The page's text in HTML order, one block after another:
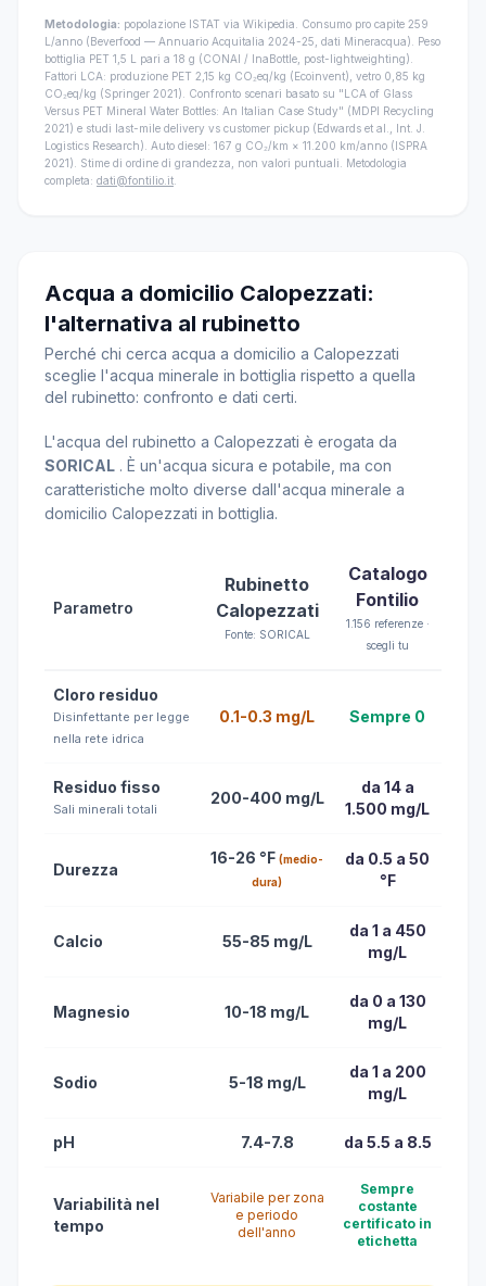
Metodologia: popolazione ISTAT via Wikipedia. Consumo pro capite 259
L/anno (Beverfood — Annuario Acquitalia 2024-25, dati Mineracqua). Peso
bottiglia PET 1,5 L pari a 18 g (CONAI / InaBottle, post-lightweighting).
Fattori LCA: produzione PET 2,15 kg CO₂eq/kg (Ecoinvent), vetro 0,85 kg
CO₂eq/kg (Springer 2021). Confronto scenari basato su "LCA of Glass
Versus PET Mineral Water Bottles: An Italian Case Study" (MDPI Recycling
2021) e studi last-mile delivery vs customer pickup (Edwards et al., Int. J.
Logistics Research). Auto diesel: 167 g CO₂/km × 11.200 km/anno (ISPRA
2021). Stime di ordine di grandezza, non valori puntuali. Metodologia
completa: dati@fontilio.it
Acqua a domicilio Calopezzati:
l'alternativa al rubinetto
Perché chi cerca acqua a domicilio a Calopezzati
sceglie l'acqua minerale in bottiglia rispetto a quella
del rubinetto: confronto e dati certi.
L'acqua del rubinetto a Calopezzati è erogata da
SORICAL . È un'acqua sicura e potabile, ma con
caratteristiche molto diverse dall'acqua minerale a
domicilio Calopezzati in bottiglia.
Parametro
Rubinetto
Calopezzati
Fonte: SORICAL
Catalogo
Fontilio
1.156 referenze ·
scegli tu
Cloro residuo
Disinfettante per legge
nella rete idrica
0.1-0.3 mg/L Sempre 0
Residuo fisso
Sali minerali totali
200-400 mg/L
da 14 a
1.500 mg/L
Durezza
16-26 °F (medio-
dura)
da 0.5 a 50
°F
Calcio 55-85 mg/L
da 1 a 450
mg/L
Magnesio 10-18 mg/L
da 0 a 130
mg/L
Sodio 5-18 mg/L
da 1 a 200
mg/L
pH 7.4-7.8 da 5.5 a 8.5
Variabilità nel
tempo
Variabile per zona
e periodo
dell'anno
Sempre
costante
certificato in
etichetta